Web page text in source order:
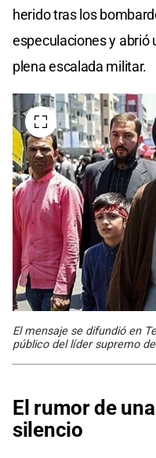
herido tras los
especulaciones y abrió
plena escalada militar.
El mensaje se difundió en
público del líder supremo
El rumor de
silencio